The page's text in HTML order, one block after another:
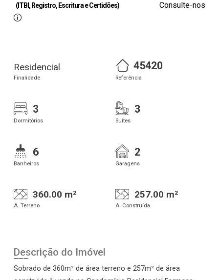
(ITBI, Registro, Escritura e Certidões) Consulte-nos
Residencial
Finalidade
45420
Referência
3
Dormitórios
3
Suítes
6
Banheiros
2
Garagens
360.00 m²
A. Terreno
257.00 m²
A. Construída
Descrição do Imóvel
Sobrado de 360m² de área terreno e 257m² de área